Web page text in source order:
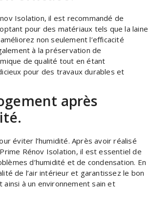
Isolation, il est recommandé de
pour des matériaux tels que la laine
non seulement l’efficacité
à la préservation de
de qualité tout en étant
pour des travaux durables et
après
éviter l’humidité. Après avoir réalisé
Rénov Isolation, il est essentiel de
d’humidité et de condensation. En
de l’air intérieur et garantissez le bon
à un environnement sain et